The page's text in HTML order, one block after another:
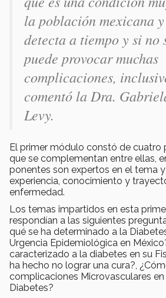
la población mexicana y
detecta a tiempo y si no
puede provocar muchas
complicaciones,
comentó la Dra.
Levy.
El primer módulo constó de cuatro
que se complementan entre ellas,
ponentes son expertos en el tema
experiencia, conocimiento y
enfermedad.
Los temas impartidos en esta
respondían a las siguientes
qué se ha determinado a la
Urgencia Epidemiológica en
caracterizado a la diabetes en su
ha hecho no lograr una cura?,
complicaciones Microvasculares
Diabetes?